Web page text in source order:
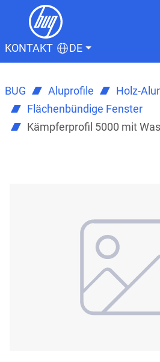
KONTAKT DE
BUG Aluprofile
Holz-
Flächenbündige Fenster
Kämpferprofil 5000 mit